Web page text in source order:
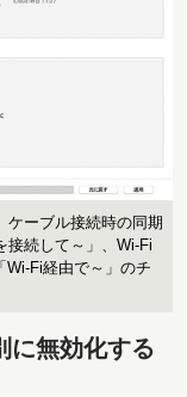
ケーブル接続時の同期
接続して～」、Wi-Fi
Wi-Fi経由で～」のチ
に無効化する